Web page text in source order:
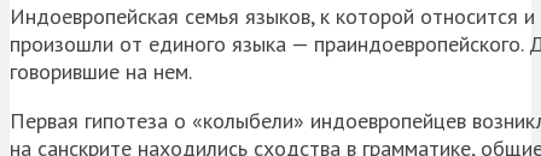
Индоевропейская семья языков, к которой относится
произошли от единого языка —
говорившие на нем.
Первая гипотеза о «колыбели» индоевропейцев
на санскрите находились сходства в грамматике,